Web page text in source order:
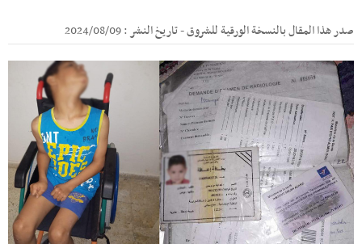
صدر هذا المقال بالنسخة الورقية للشروق - تاريخ النشر : 2024/08/09